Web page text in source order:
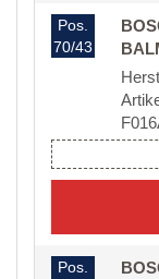
Pos.
70/43
Pos.